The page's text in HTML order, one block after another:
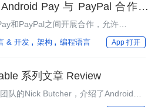
Pay 与 PayPal 合作、
和PayPal之间开展合作，允许
付平台上连接PayPal帐号进行使用。
技术、6.0权限适配、模块化、Java 8
& 开发 架构 编程语言 App 打开
系列文章 Review
队的Nick Butcher，介绍了Android平